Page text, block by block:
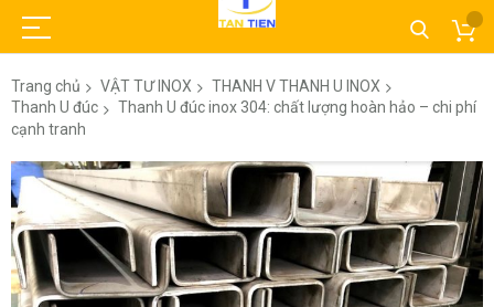
Trang chủ VẬT TƯ INOX
THANH V THANH U INOX
Thanh U đúc
Thanh U đúc inox 304: chất lượng hoàn hảo – chi phí
cạnh tranh
Chuyển
đến
phần
đầu
của
thư
viện
hình